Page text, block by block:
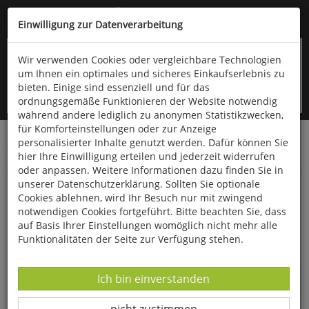
Kompletten Head der Seite überspringen
oder (06766) 9323-960
Startseite Technik & Freizeit
Optik & Zubehör
Ferngläser & Spektive
National Geographic Zoom-Fernglas 8-24 x 50
Einwilligung zur Datenverarbeitung
Wir verwenden Cookies oder vergleichbare Technologien
um Ihnen ein optimales und sicheres Einkaufserlebnis zu
bieten. Einige sind essenziell und für das
ordnungsgemäße Funktionieren der Website notwendig
während andere lediglich zu anonymen Statistikzwecken,
für Komforteinstellungen oder zur Anzeige
personalisierter Inhalte genutzt werden. Dafür können Sie
hier Ihre Einwilligung erteilen und jederzeit widerrufen
oder anpassen. Weitere Informationen dazu finden Sie in
unserer Datenschutzerklärung. Sollten Sie optionale
Cookies ablehnen, wird Ihr Besuch nur mit zwingend
notwendigen Cookies fortgeführt. Bitte beachten Sie, dass
auf Basis Ihrer Einstellungen womöglich nicht mehr alle
Funktionalitäten der Seite zur Verfügung stehen.
Datenverarbeitung -
Ich bin einverstanden